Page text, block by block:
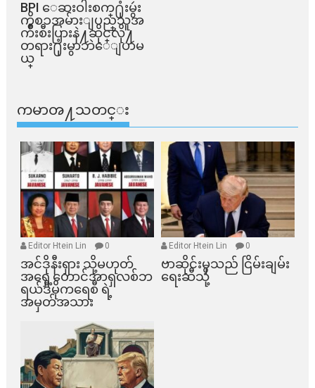
BPI ​ေဆးဝါးစက္​႐ုံးမွဴး
ကိစၥအမ်ားျပည္​သူအ
က်ိဳးစီးပြားနဲ႔ဆိုင္​လို႔
တရား႐ုံးမွာဘဲေျပာမ
ယ္​
ကမာၻ႔သတင္း
Editor Htein Lin 0
အင်ဒိုနီးရှား သို့မဟုတ်
အရှေ့တောင်အာရှလစ်ဘ
ရယ်ဒီမိုကရေစီ ရဲ့
အမှတ်အသား
Editor Htein Lin 0
ဗာဆိုင်းမှသည် ငြိမ်းချမ်း
ရေးဆီသို့